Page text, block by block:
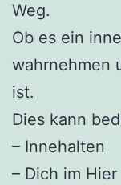
Weg.
Ob es ein
wahrnehmen
ist.
Dies kann
– Innehalten
– Dich im